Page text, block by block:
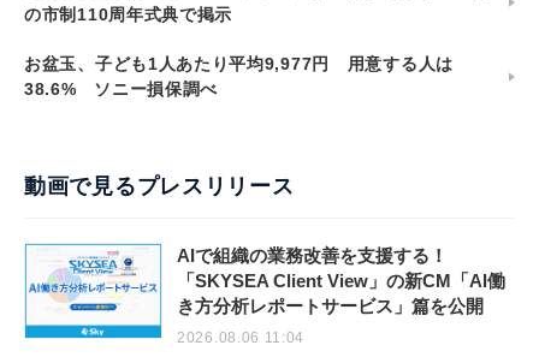
の市制110周年式典で掲示
お盆玉、子ども1人あたり平均9,977円 用意する人は
38.6% ソニー損保調べ
動画で見るプレスリリース
AIで組織の業務改善を支援する！
「SKYSEA Client View」の新CM「AI働
き方分析レポートサービス」篇を公開
2026.08.06 11:04